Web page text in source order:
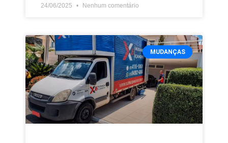
24/06/2025 Nenhum comentário
MUDANÇAS